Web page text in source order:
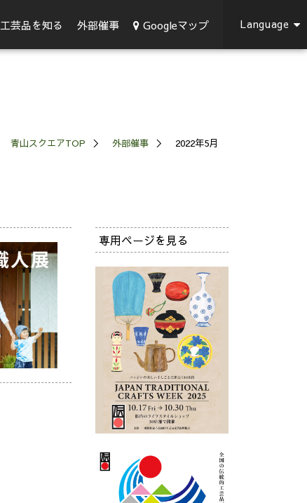
工芸品を知る 外部催事 Googleマップ Language
青山スクエアTOP 外部催事 2022年5月
専用ページを見る